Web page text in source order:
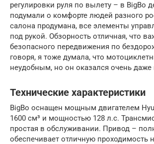
регулировки руля по вылету – в BigBo
подумали о комфорте людей разного
салона продумана, все элементы
под рукой. Обзорность отличная, что
безопасного передвижения по
говоря, я тоже думала, что
неудобным, но он оказался очень
Технические характеристики
BigBo оснащен мощным двигателем
1600 см³ и мощностью 128 л.с.
простая в обслуживании. Привод –
обеспечивает отличную проходимость